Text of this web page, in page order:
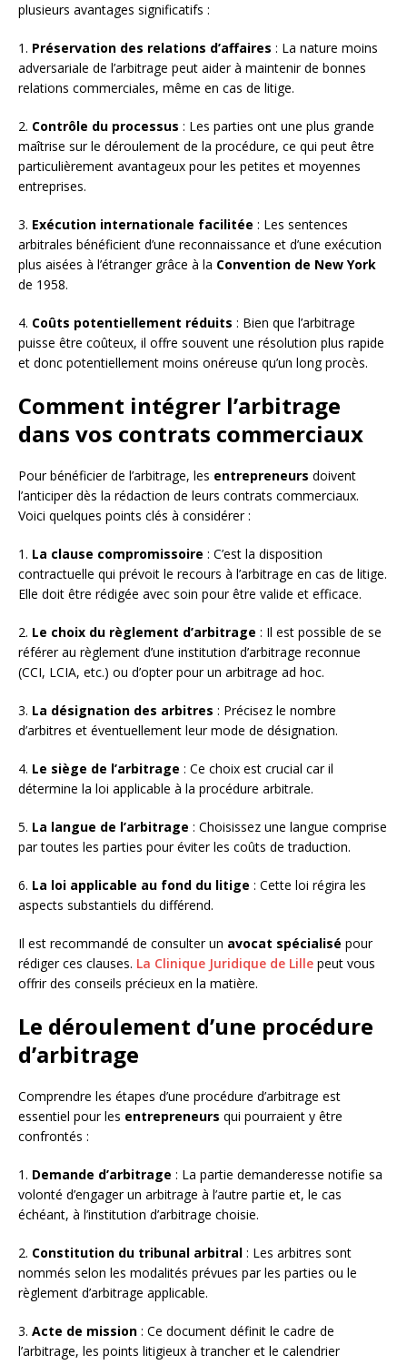
plusieurs avantages significatifs :
1. Préservation des relations d’affaires : La nature moins
adversariale de l’arbitrage peut aider à maintenir de bonnes
relations commerciales, même en cas de litige.
2. Contrôle du processus : Les parties ont une plus grande
maîtrise sur le déroulement de la procédure, ce qui peut être
particulièrement avantageux pour les petites et moyennes
entreprises.
3. Exécution internationale facilitée : Les sentences
arbitrales bénéficient d’une reconnaissance et d’une exécution
plus aisées à l’étranger grâce à la Convention de New York
de 1958.
4. Coûts potentiellement réduits : Bien que l’arbitrage
puisse être coûteux, il offre souvent une résolution plus rapide
et donc potentiellement moins onéreuse qu’un long procès.
Comment intégrer l’arbitrage
dans vos contrats commerciaux
Pour bénéficier de l’arbitrage, les entrepreneurs doivent
l’anticiper dès la rédaction de leurs contrats commerciaux.
Voici quelques points clés à considérer :
1. La clause compromissoire : C’est la disposition
contractuelle qui prévoit le recours à l’arbitrage en cas de litige.
Elle doit être rédigée avec soin pour être valide et efficace.
2. Le choix du règlement d’arbitrage : Il est possible de se
référer au règlement d’une institution d’arbitrage reconnue
(CCI, LCIA, etc.) ou d’opter pour un arbitrage ad hoc.
3. La désignation des arbitres : Précisez le nombre
d’arbitres et éventuellement leur mode de désignation.
4. Le siège de l’arbitrage : Ce choix est crucial car il
détermine la loi applicable à la procédure arbitrale.
5. La langue de l’arbitrage : Choisissez une langue comprise
par toutes les parties pour éviter les coûts de traduction.
6. La loi applicable au fond du litige : Cette loi régira les
aspects substantiels du différend.
Il est recommandé de consulter un avocat spécialisé pour
rédiger ces clauses. La Clinique Juridique de Lille peut vous
offrir des conseils précieux en la matière.
Le déroulement d’une procédure
d’arbitrage
Comprendre les étapes d’une procédure d’arbitrage est
essentiel pour les entrepreneurs qui pourraient y être
confrontés :
1. Demande d’arbitrage : La partie demanderesse notifie sa
volonté d’engager un arbitrage à l’autre partie et, le cas
échéant, à l’institution d’arbitrage choisie.
2. Constitution du tribunal arbitral : Les arbitres sont
nommés selon les modalités prévues par les parties ou le
règlement d’arbitrage applicable.
3. Acte de mission : Ce document définit le cadre de
l’arbitrage, les points litigieux à trancher et le calendrier